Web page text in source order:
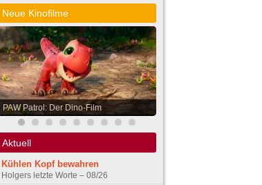
Neue Kinofilme
PAW Patrol: Der Dino-Film
Aktuell
Kühlen Kopf bewahren
Holgers letzte Worte – 08/26